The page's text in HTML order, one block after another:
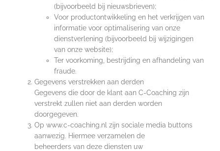
(bijvoorbeeld bij nieuwsbrieven);
Voor productontwikkeling en het verkrijgen van
informatie voor optimalisering van onze
dienstverlening (bijvoorbeeld bij wijzigingen
van onze website);
Ter voorkoming, bestrijding en afhandeling van
fraude.
Gegevens verstrekken aan derden
Gegevens die door de klant aan C-Coaching zijn
verstrekt zullen niet aan derden worden
doorgegeven.
Op www.c-coaching.nl zijn sociale media buttons
aanwezig. Hiermee verzamelen de
beheerders van deze diensten uw